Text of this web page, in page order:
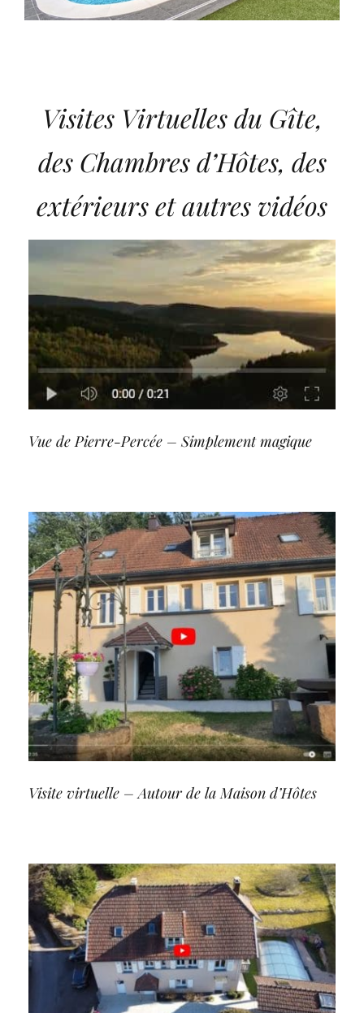
Visites Virtuelles du Gîte,
des Chambres d’Hôtes, des
extérieurs et autres vidéos
Vue de Pierre-Percée – Simplement magique
Visite virtuelle – Autour de la Maison d’Hôtes